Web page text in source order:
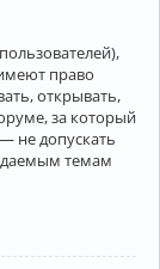
право
открывать,
за который
не допускать
темам